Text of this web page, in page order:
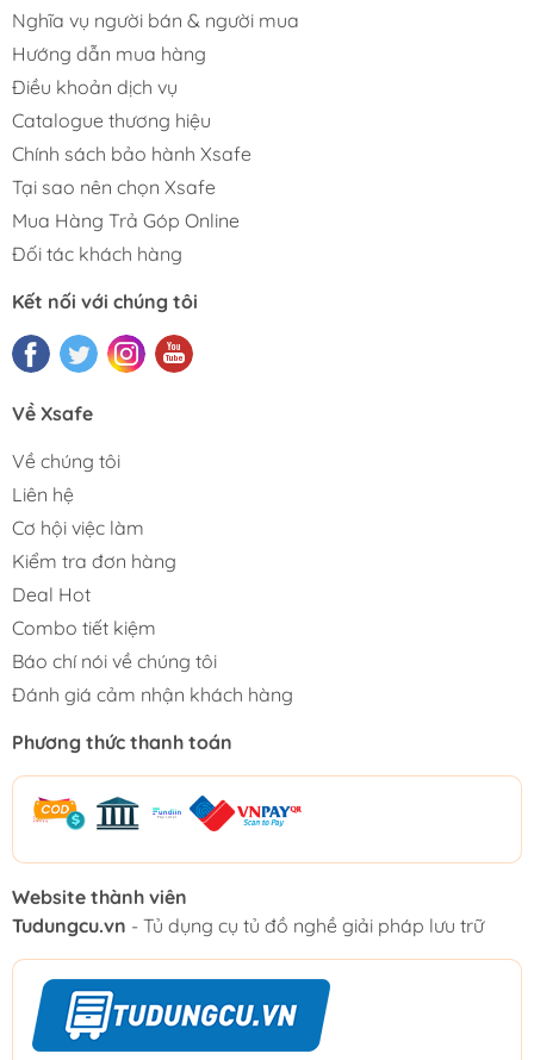
Nghĩa vụ người bán & người mua
Hướng dẫn mua hàng
Điều khoản dịch vụ
Catalogue thương hiệu
Chính sách bảo hành Xsafe
Tại sao nên chọn Xsafe
Mua Hàng Trả Góp Online
Đối tác khách hàng
Kết nối với chúng tôi
Về Xsafe
Về chúng tôi
Liên hệ
Cơ hội việc làm
Kiểm tra đơn hàng
Deal Hot
Combo tiết kiệm
Báo chí nói về chúng tôi
Đánh giá cảm nhận khách hàng
Phương thức thanh toán
Website thành viên
Tudungcu.vn - Tủ dụng cụ tủ đồ nghề giải pháp lưu trữ